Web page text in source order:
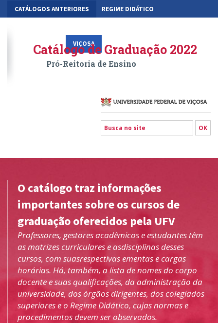
CATÁLOGOS ANTERIORES REGIME DIDÁTICO
VIÇOSA RIO PARANAÍBA FLORESTAL
Catálogo de Graduação 2022
Pró-Reitoria de Ensino
O catálogo traz informações
importantes sobre os cursos de
graduação oferecidos pela UFV
Professores, gestores acadêmicos e estudantes têm
as matrizes curriculares e asdisciplinas desses
cursos, com suasrespectivas ementas e cargas
horárias. Há, também, a lista de nomes do corpo
docente e suas qualificações, da administração da
universidade, dos órgãos dirigentes, dos colegiados
superiores e o Regime Didático, cujas normas e
procedimentos devem ser observados.